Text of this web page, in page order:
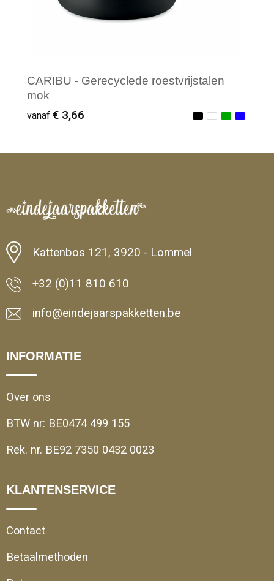
CARIBU - Gerecyclede roestvrijstalen
mok
vanaf € 3,66
Kattenbos 121, 3920 - Lommel
+32 (0)11 810 610
info@eindejaarspakketten.be
INFORMATIE
Over ons
BTW nr: BE0474 499 155
Rek. nr. BE92 7350 0432 0023
KLANTENSERVICE
Contact
Betaalmethoden